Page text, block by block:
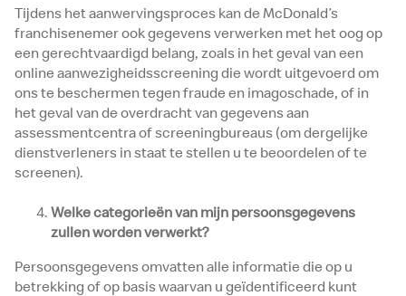
Tijdens het aanwervingsproces kan de McDonald’s
franchisenemer ook gegevens verwerken met het oog op
een gerechtvaardigd belang, zoals in het geval van een
online aanwezigheidsscreening die wordt uitgevoerd om
ons te beschermen tegen fraude en imagoschade, of in
het geval van de overdracht van gegevens aan
assessmentcentra of screeningbureaus (om dergelijke
dienstverleners in staat te stellen u te beoordelen of te
screenen).
Welke categorieën van mijn persoonsgegevens
zullen worden verwerkt?
Persoonsgegevens omvatten alle informatie die op u
betrekking of op basis waarvan u geïdentificeerd kunt